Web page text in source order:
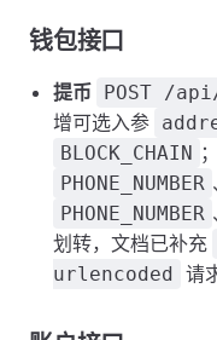
钱包接口
提币 POST /
增可选入参
BLOCK_CHAIN
PHONE_NUMBER
PHONE_NUMBER
划转，文档已补充
urlencoded 请